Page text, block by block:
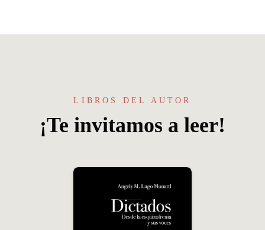
LIBROS DEL AUTOR
¡Te invitamos a leer!